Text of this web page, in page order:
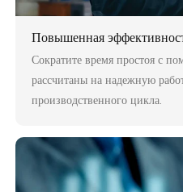
Повышенная
Сократите время простоя с
рассчитаны на надежную
производственного цикла.